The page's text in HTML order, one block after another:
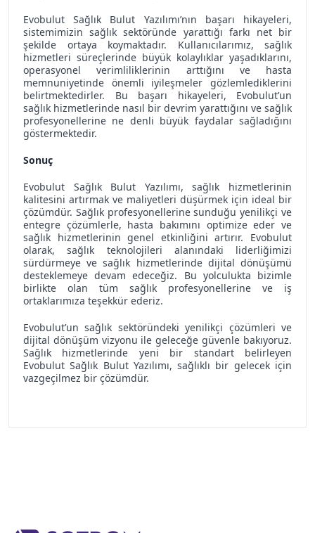
Evobulut Sağlık Bulut Yazılımı’nın başarı hikayeleri,
sistemimizin sağlık sektöründe yarattığı farkı net bir
şekilde ortaya koymaktadır. Kullanıcılarımız, sağlık
hizmetleri süreçlerinde büyük kolaylıklar yaşadıklarını,
operasyonel verimliliklerinin arttığını ve hasta
memnuniyetinde önemli iyileşmeler gözlemlediklerini
belirtmektedirler. Bu başarı hikayeleri, Evobulut’un
sağlık hizmetlerinde nasıl bir devrim yarattığını ve sağlık
profesyonellerine ne denli büyük faydalar sağladığını
göstermektedir.
Sonuç
Evobulut Sağlık Bulut Yazılımı, sağlık hizmetlerinin
kalitesini artırmak ve maliyetleri düşürmek için ideal bir
çözümdür. Sağlık profesyonellerine sunduğu yenilikçi ve
entegre çözümlerle, hasta bakımını optimize eder ve
sağlık hizmetlerinin genel etkinliğini artırır. Evobulut
olarak, sağlık teknolojileri alanındaki liderliğimizi
sürdürmeye ve sağlık hizmetlerinde dijital dönüşümü
desteklemeye devam edeceğiz. Bu yolculukta bizimle
birlikte olan tüm sağlık profesyonellerine ve iş
ortaklarımıza teşekkür ederiz.
Evobulut’un sağlık sektöründeki yenilikçi çözümleri ve
dijital dönüşüm vizyonu ile geleceğe güvenle bakıyoruz.
Sağlık hizmetlerinde yeni bir standart belirleyen
Evobulut Sağlık Bulut Yazılımı, sağlıklı bir gelecek için
vazgeçilmez bir çözümdür.